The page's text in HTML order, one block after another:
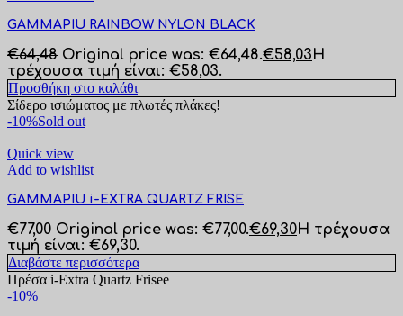
GAMMAPIU RAINBOW NYLON BLACK
€64,48 Original price was: €64,48.€58,03Η
τρέχουσα τιμή είναι: €58,03.
Προσθήκη στο καλάθι
Σίδερο ισιώματος με πλωτές πλάκες!
-10%Sold out
Quick view
Add to wishlist
GAMMAPIU i-EXTRA QUARTZ FRISE
€77,00 Original price was: €77,00.€69,30Η τρέχουσα
τιμή είναι: €69,30.
Διαβάστε περισσότερα
Πρέσα i-Extra Quartz Frisee
-10%